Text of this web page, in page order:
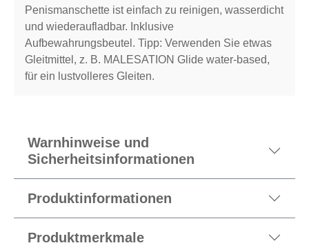
Penismanschette ist einfach zu reinigen, wasserdicht
und wiederaufladbar. Inklusive
Aufbewahrungsbeutel. Tipp: Verwenden Sie etwas
Gleitmittel, z. B. MALESATION Glide water-based,
für ein lustvolleres Gleiten.
Warnhinweise und
Sicherheitsinformationen
Produktinformationen
Produktmerkmale